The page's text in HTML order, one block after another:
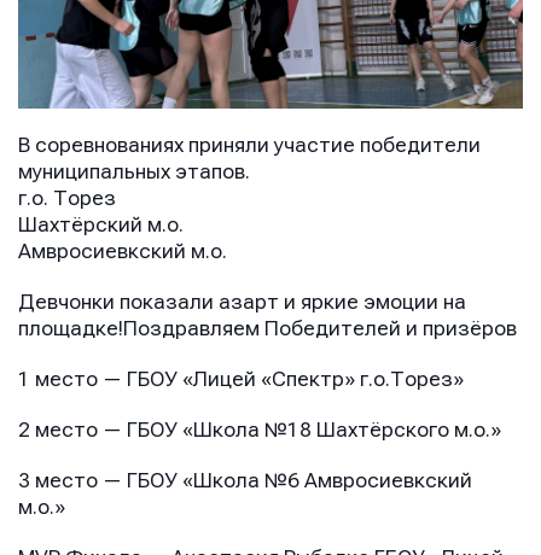
В соревнованиях приняли участие победители
муниципальных этапов.
г.о. Торез
Шахтёрский м.о.
Амвросиевкский м.о.
Девчонки показали азарт и яркие эмоции на
площадке!Поздравляем Победителей и призёров
1 место — ГБОУ «Лицей «Спектр» г.о.Торез»
2 место — ГБОУ «Школа №18 Шахтёрского м.о.»
3 место — ГБОУ «Школа №6 Амвросиевкский
м.о.»
E-mail
Телефон
E-mail
Телефон
Имя